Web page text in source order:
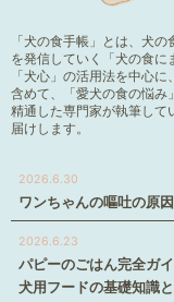
「犬の食手帳」とは、犬
を発信していく「犬の食
「犬心」の活用法を中心
含めて、「愛犬の食の悩み
精通した専門家が執筆して
届けします。
2026.6.30
ワンちゃんの嘔吐の原
2026.6.23
パピーのごはん完全ガ
犬用フードの基礎知識